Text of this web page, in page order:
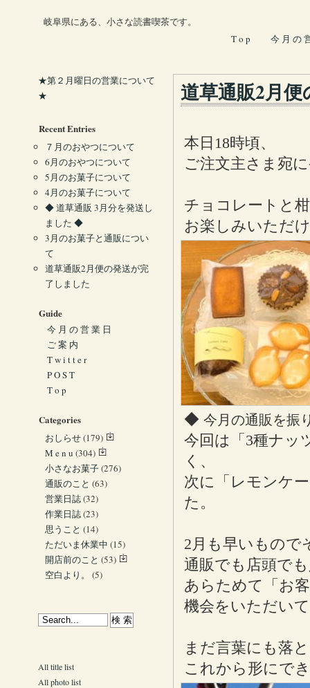
岐阜県にある、小さな読書喫茶です。
T o p
今 月 の
道草通販2月
本日18時頃、
ご注文主さま宛
チョコレートと
お楽しみいただ
◆ 今月の通販を振
今回は「3種ナッ
く、
次に「レモンケ
た。
2月も早いもので
通販でも店頭で
あらためて「お
機会をいただい
まだ言葉にも落
これから形にで
★第２月曜日の営業について
★
Recent Entries
７月のおやつについて
6月のおやつについて
5月のお菓子について
4月のお菓子について
◆ 道草通販 3月分を発送し
ました ◆
3月のお菓子と通販につい
て
道草通販2月便の発送が完
了しました
Guide
今 月 の 営 業 日
ご 案 内
T w i t t e r
P O S T
T o p
Categories
おしらせ(179)
M e n u (304)
小さなお菓子(276)
通販のこと (63)
営業日誌(32)
作業日誌(23)
思うこと (14)
ただいま休業中 (15)
開店前のこと (53)
空白より。
(5)
All title list
All photo list